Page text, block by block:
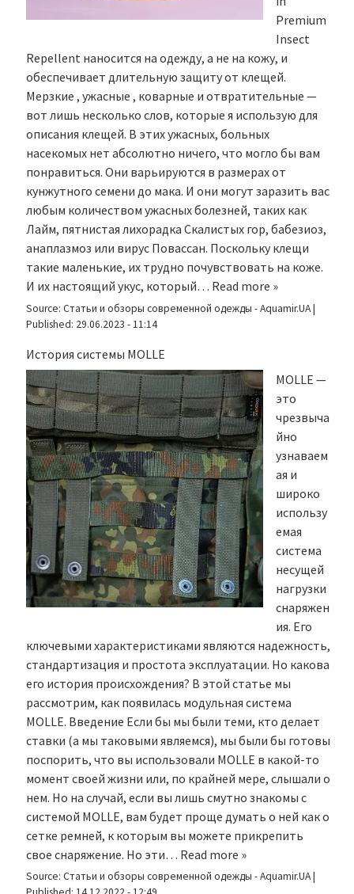
Premium
Insect
Repellent наносится на одежду, а не на кожу, и
обеспечивает длительную защиту от клещей.
Мерзкие , ужасные , коварные и отвратительные —
вот лишь несколько слов, которые я использую для
описания клещей. В этих ужасных, больных
насекомых нет абсолютно ничего, что могло бы вам
понравиться. Они варьируются в размерах от
кунжутного семени до мака. И они могут заразить вас
любым количеством ужасных болезней, таких как
Лайм, пятнистая лихорадка Скалистых гор, бабезиоз,
анаплазмоз или вирус Повассан. Поскольку клещи
такие маленькие, их трудно почувствовать на коже.
И их настоящий укус, который… Read more »
Source: Статьи и обзоры современной одежды - Aquamir.UA|
Published: 29.06.2023 - 11:14
История системы MOLLE
MOLLE —
это
чрезвыча
йно
узнаваем
ая и
широко
использу
емая
система
несущей
нагрузки
снаряжен
ия. Его
ключевыми характеристиками являются надежность,
стандартизация и простота эксплуатации. Но какова
его история происхождения? В этой статье мы
рассмотрим, как появилась модульная система
MOLLE. Введение Если бы мы были теми, кто делает
ставки (а мы таковыми являемся), мы были бы готовы
поспорить, что вы использовали MOLLE в какой-то
момент своей жизни или, по крайней мере, слышали о
нем. Но на случай, если вы лишь смутно знакомы с
системой MOLLE, вам будет проще думать о ней как о
сетке ремней, к которым вы можете прикрепить
свое снаряжение. Но эти… Read more »
Source: Статьи и обзоры современной одежды - Aquamir.UA|